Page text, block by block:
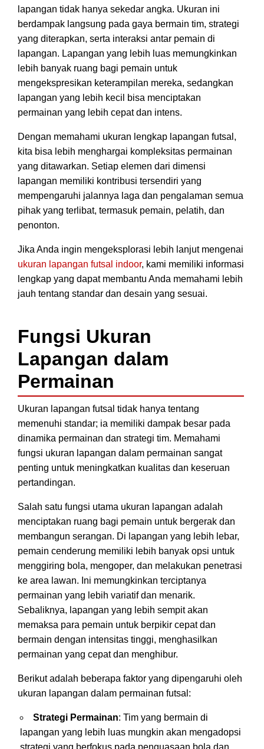
lapangan tidak hanya sekedar angka. Ukuran ini
berdampak langsung pada gaya bermain tim, strategi
yang diterapkan, serta interaksi antar pemain di
lapangan. Lapangan yang lebih luas memungkinkan
lebih banyak ruang bagi pemain untuk
mengekspresikan keterampilan mereka, sedangkan
lapangan yang lebih kecil bisa menciptakan
permainan yang lebih cepat dan intens.
Dengan memahami ukuran lengkap lapangan futsal,
kita bisa lebih menghargai kompleksitas permainan
yang ditawarkan. Setiap elemen dari dimensi
lapangan memiliki kontribusi tersendiri yang
mempengaruhi jalannya laga dan pengalaman semua
pihak yang terlibat, termasuk pemain, pelatih, dan
penonton.
Jika Anda ingin mengeksplorasi lebih lanjut mengenai
ukuran lapangan futsal indoor, kami memiliki informasi
lengkap yang dapat membantu Anda memahami lebih
jauh tentang standar dan desain yang sesuai.
Fungsi Ukuran
Lapangan dalam
Permainan
Ukuran lapangan futsal tidak hanya tentang
memenuhi standar; ia memiliki dampak besar pada
dinamika permainan dan strategi tim. Memahami
fungsi ukuran lapangan dalam permainan sangat
penting untuk meningkatkan kualitas dan keseruan
pertandingan.
Salah satu fungsi utama ukuran lapangan adalah
menciptakan ruang bagi pemain untuk bergerak dan
membangun serangan. Di lapangan yang lebih lebar,
pemain cenderung memiliki lebih banyak opsi untuk
menggiring bola, mengoper, dan melakukan penetrasi
ke area lawan. Ini memungkinkan terciptanya
permainan yang lebih variatif dan menarik.
Sebaliknya, lapangan yang lebih sempit akan
memaksa para pemain untuk berpikir cepat dan
bermain dengan intensitas tinggi, menghasilkan
permainan yang cepat dan menghibur.
Berikut adalah beberapa faktor yang dipengaruhi oleh
ukuran lapangan dalam permainan futsal:
Strategi Permainan: Tim yang bermain di
lapangan yang lebih luas mungkin akan mengadopsi
strategi yang berfokus pada penguasaan bola dan